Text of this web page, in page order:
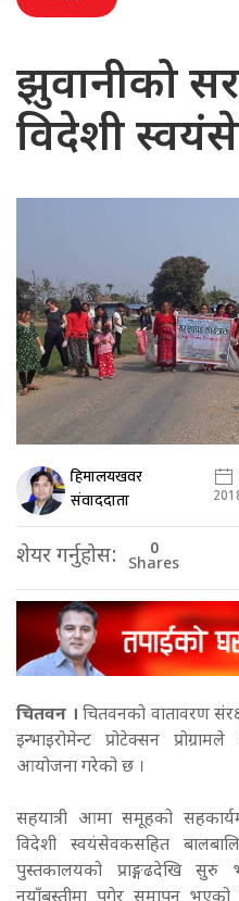
झुवानीको
विदेशी
हिमालयखवर
संवाददाता
शेयर गर्नुहोस: 0
Shares
चितवन । चितवनको वातावरण
इन्भाइरोमेन्ट प्रोटेक्सन
आयोजना गरेको छ ।
सहयात्री आमा समूहको
विदेशी स्वयंसेवकसहित
पुस्तकालयको प्राङ्गढदेखि